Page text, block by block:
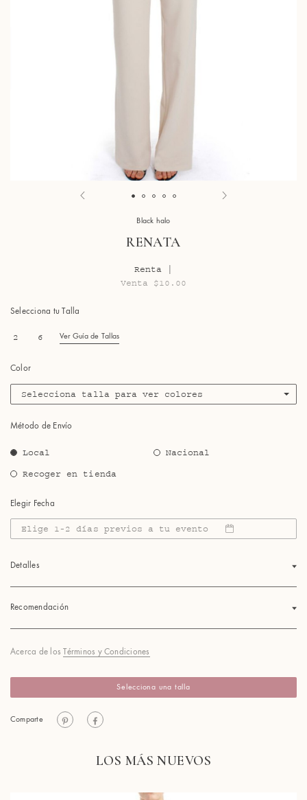
Black halo
RENATA
Renta |
Venta $10.00
Selecciona tu Talla
2 6 Ver Guía de Tallas
Color
Selecciona talla para ver colores
Método de Envío
Local Nacional
Recoger en tienda
Elegir Fecha
Elige 1-2 días previos a tu evento
Detalles
Recomendación
Acerca de los Términos y Condiciones
Selecciona una talla
Comparte
LOS MÁS NUEVOS